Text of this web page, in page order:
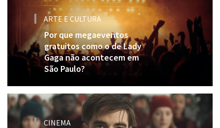
ARTE E CULTURA
Por que megaeventos
gratuitos como o de Lady
Gaga não acontecem em
São Paulo?
CINEMA